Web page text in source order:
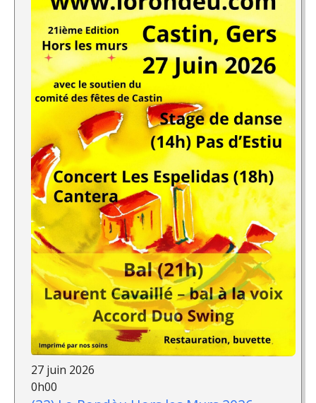
27 juin 2026
0h00